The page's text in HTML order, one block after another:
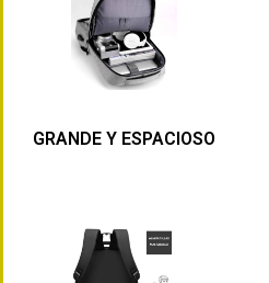
GRANDE Y ESPACIOSO